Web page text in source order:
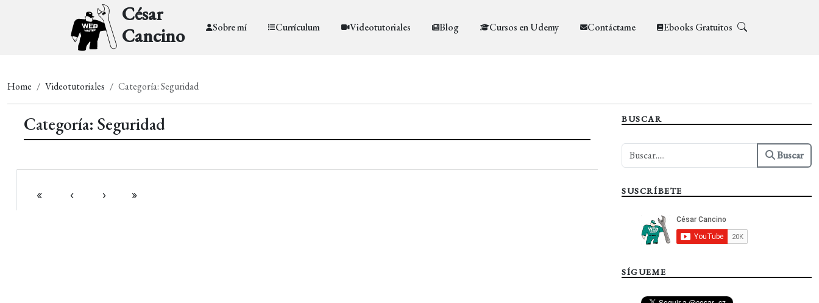
César
Cancino
Sobre mí Currículum Videotutoriales Blog Cursos en Udemy Contáctame Ebooks Gratuitos
Home Videotutoriales Categoría: Seguridad
Categoría: Seguridad
« ‹ › »
BUSCAR
Buscar
SUSCRÍBETE
SÍGUEME